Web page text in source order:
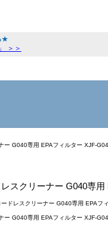
★
＞＞
スクリーナー G040専
ドレスクリーナー G040専用 EPAフ